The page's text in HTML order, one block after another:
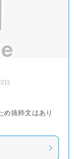
日
め抜粋文はあり